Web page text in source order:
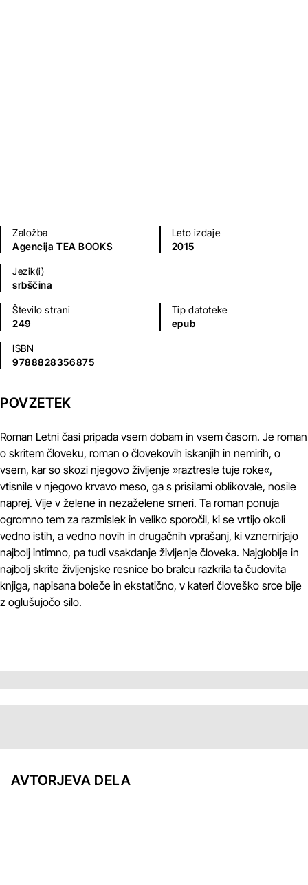
Založba
Agencija TEA BOOKS
Leto izdaje
2015
Jezik(i)
srbščina
Število strani
249
Tip datoteke
epub
ISBN
9788828356875
POVZETEK
Roman Letni časi pripada vsem dobam in vsem časom. Je roman
o skritem človeku, roman o človekovih iskanjih in nemirih, o
vsem, kar so skozi njegovo življenje »raztresle tuje roke«,
vtisnile v njegovo krvavo meso, ga s prisilami oblikovale, nosile
naprej. Vije v želene in nezaželene smeri. Ta roman ponuja
ogromno tem za razmislek in veliko sporočil, ki se vrtijo okoli
vedno istih, a vedno novih in drugačnih vprašanj, ki vznemirjajo
najbolj intimno, pa tudi vsakdanje življenje človeka. Najgloblje in
najbolj skrite življenjske resnice bo bralcu razkrila ta čudovita
knjiga, napisana boleče in ekstatično, v kateri človeško srce bije
z oglušujočo silo.
AVTORJEVA DELA